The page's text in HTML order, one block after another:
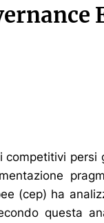
(cep) ha
questa